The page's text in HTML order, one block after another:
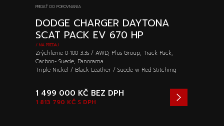
PRIDAŤ DO POROVNANIA
DODGE CHARGER DAYTONA
SCAT PACK EV 670 HP
/ NA PREDAJ
Zrýchlenie 0-100 3.3s / AWD, Plus Group, Track Pack,
Carbon- Suede, Panorama
Triple Nickel / Black Leather / Suede w Red Stitching
1 813 790 KČ S DPH
1 499 000 KČ BEZ DPH